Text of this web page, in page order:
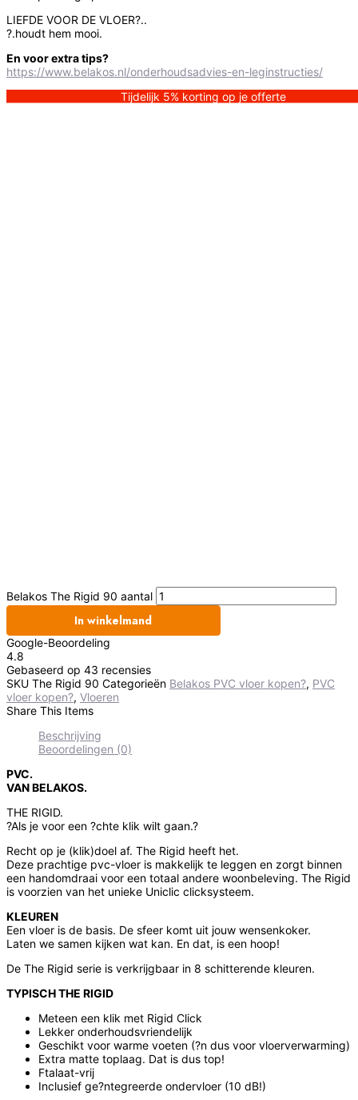
LIEFDE VOOR DE VLOER?..
?.houdt hem mooi.
En voor extra tips?
https://www.belakos.nl/onderhoudsadvies-en-leginstructies/
Tijdelijk 5% korting op je offerte
Belakos The Rigid 90 aantal
In winkelmand
Google-Beoordeling
4.8
Gebaseerd op 43 recensies
SKU The Rigid 90 Categorieën Belakos PVC vloer kopen?, PVC
vloer kopen?, Vloeren
Share This Items
Beschrijving
Beoordelingen (0)
PVC.
VAN BELAKOS.
THE RIGID.
?Als je voor een ?chte klik wilt gaan.?
Recht op je (klik)doel af. The Rigid heeft het.
Deze prachtige pvc-vloer is makkelijk te leggen en zorgt binnen
een handomdraai voor een totaal andere woonbeleving. The Rigid
is voorzien van het unieke Uniclic clicksysteem.
KLEUREN
Een vloer is de basis. De sfeer komt uit jouw wensenkoker.
Laten we samen kijken wat kan. En dat, is een hoop!
De The Rigid serie is verkrijgbaar in 8 schitterende kleuren.
TYPISCH THE RIGID
Meteen een klik met Rigid Click
Lekker onderhoudsvriendelijk
Geschikt voor warme voeten (?n dus voor vloerverwarming)
Extra matte toplaag. Dat is dus top!
Ftalaat-vrij
Inclusief ge?ntegreerde ondervloer (10 dB!)